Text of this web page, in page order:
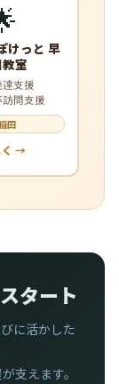
けっと 早
室
達支援
問支援
田
く →
タート
に活かした
支えます。